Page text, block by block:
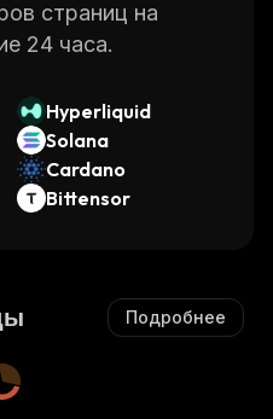
страниц на
24 часа.
Hyperliquid
Solana
Cardano
Bittensor
Подробнее